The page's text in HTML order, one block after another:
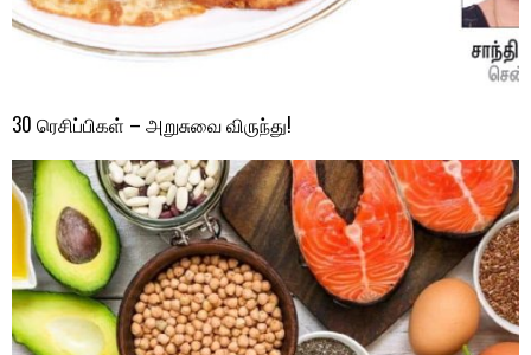
30 ரெசிப்பிகள் – அறுசுவை விருந்து!